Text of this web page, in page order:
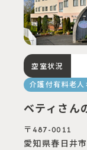
介護付有料老人
ベティさん
〒487-0011
愛知県春日井
空室状況